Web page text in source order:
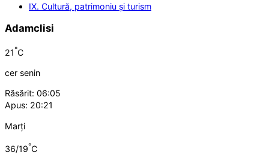
IX. Cultură, patrimoniu și turism
Adamclisi
21°C
cer senin
Răsărit: 06:05
Apus: 20:21
Marți
36/19°C